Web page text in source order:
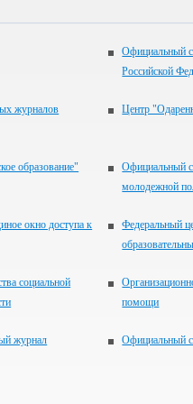
Официальный
Российской
журналов Центр
образование"
Официальный
молодежной
окно доступа к
Федеральный
социальной
помощи
журнал
Официальный